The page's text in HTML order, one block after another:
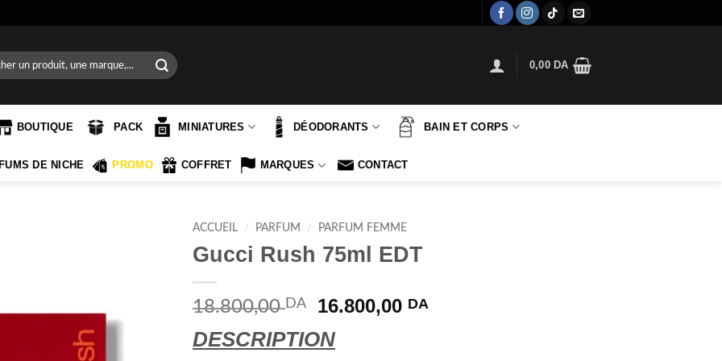
0,00 DA
BOUTIQUE PACK MINIATURES DÉODORANTS BAIN ET CORPS
DE NICHE PROMO COFFRET MARQUES CONTACT
ACCUEIL / PARFUM / PARFUM FEMME
Gucci Rush 75ml EDT
18.800,00DA
Le
initial
16.800,00 DALe
DESCRIPTION